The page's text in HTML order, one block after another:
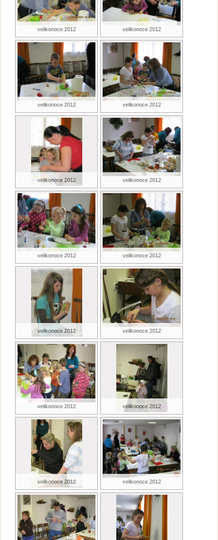
velikonoce 2012 velikonoce 2012
velikonoce 2012 velikonoce 2012
velikonoce 2012 velikonoce 2012
velikonoce 2012 velikonoce 2012
velikonoce 2012 velikonoce 2012
velikonoce 2012 velikonoce 2012
velikonoce 2012 velikonoce 2012